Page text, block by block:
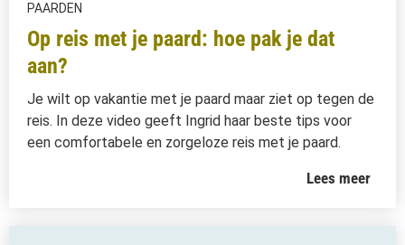
PAARDEN
Op reis met je paard: hoe pak je dat
aan?
Je wilt op vakantie met je paard maar ziet op tegen de
reis. In deze video geeft Ingrid haar beste tips voor
een comfortabele en zorgeloze reis met je paard.
Lees meer